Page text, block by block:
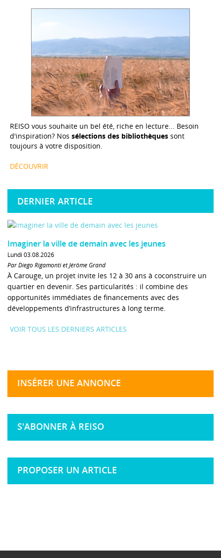
REISO vous souhaite un bel été, riche en lecture... Besoin
d'inspiration? Nos sélections des bibliothèques sont
toujours à votre disposition.
DÉCOUVRIR
DERNIER ARTICLE
Imaginer la ville de demain avec les jeunes
Lundi 03.08.2026
Par Diego Rigamonti et Jérôme Grand
À Carouge, un projet invite les 12 à 30 ans à coconstruire un
quartier en devenir. Ses particularités : il combine des
opportunités immédiates de financements avec des
développements d’infrastructures à long terme.
VOIR TOUS LES DERNIERS ARTICLES
INSÉRER UNE ANNONCE
S'ABONNER À REISO
PROPOSER UN ARTICLE